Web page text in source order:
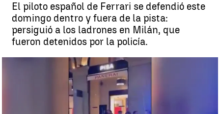
El piloto español de Ferrari se defendió este
domingo dentro y fuera de la pista:
persiguió a los ladrones en Milán, que
fueron detenidos por la policía.
Carlos Sainz detiene a los ladrones que le robaron el reloj |
Sainz, asaltado en Milán, persigue a los ladrones y recupera su reloj